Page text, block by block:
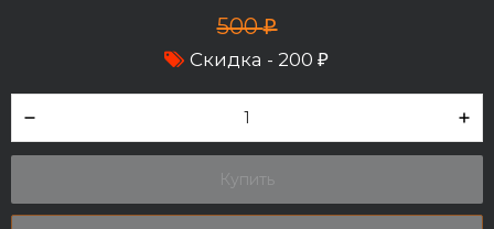
500₽
Скидка - 200 ₽
Купить